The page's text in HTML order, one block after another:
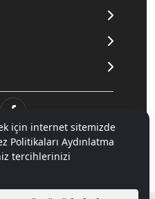
hakları saklıdır.
için internet sitemizde
Politikaları Aydınlatma
tercihlerinizi